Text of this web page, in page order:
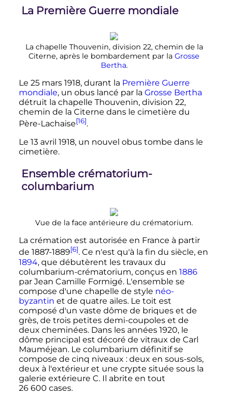
La Première Guerre mondiale
La chapelle Thouvenin, division 22, chemin de la
Citerne, après le bombardement par la Grosse
Bertha.
Le 25 mars 1918, durant la Première Guerre
mondiale, un obus lancé par la Grosse Bertha
détruit la chapelle Thouvenin, division 22,
chemin de la Citerne dans le cimetière du
Père-Lachaise[16].
Le 13 avril 1918, un nouvel obus tombe dans le
cimetière.
Ensemble crématorium-
columbarium
Vue de la face antérieure du crématorium.
La crémation est autorisée en France à partir
de 1887-1889[6]. Ce n'est qu'à la fin du siècle, en
1894, que débutèrent les travaux du
columbarium-crématorium, conçus en 1886
par Jean Camille Formigé. L'ensemble se
compose d'une chapelle de style néo-
byzantin et de quatre ailes. Le toit est
composé d'un vaste dôme de briques et de
grès, de trois petites demi-coupoles et de
deux cheminées. Dans les années 1920, le
dôme principal est décoré de vitraux de Carl
Mauméjean. Le columbarium définitif se
compose de cinq niveaux : deux en sous-sols,
deux à l'extérieur et une crypte située sous la
galerie extérieure C. Il abrite en tout
26 600 cases.